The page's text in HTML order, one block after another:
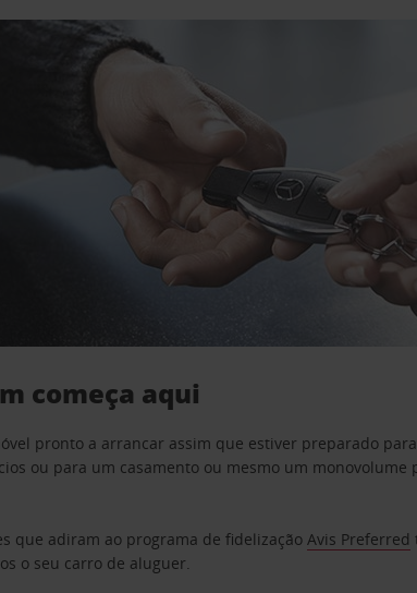
começa aqui
pronto a arrancar assim que estiver preparado
ou para um casamento ou mesmo um
que adiram ao programa de fidelizaçãoAvis Preferred
o seu carro de aluguer.